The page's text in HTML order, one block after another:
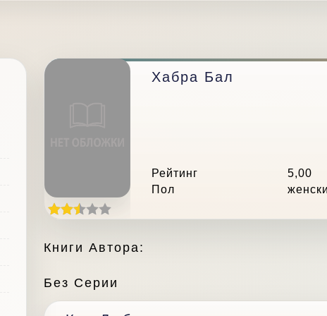
Хабра Бал
Рейтинг
5,00
Пол
Книги Автора:
Без Серии